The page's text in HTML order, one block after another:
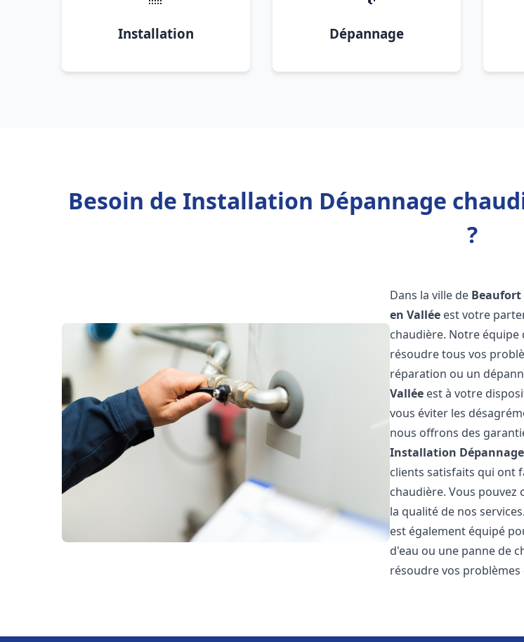
Installation Dépannage
Besoin de Installation Dépannage
?
Dans la ville de Beaufort
en Vallée est votre
chaudière. Notre
résoudre tous vos
réparation ou un
Vallée est à votre
vous éviter les
nous offrons des
Installation
clients satisfaits qui ont
chaudière. Vous
la qualité de nos
est également équipé
d'eau ou une panne de
résoudre vos problèmes